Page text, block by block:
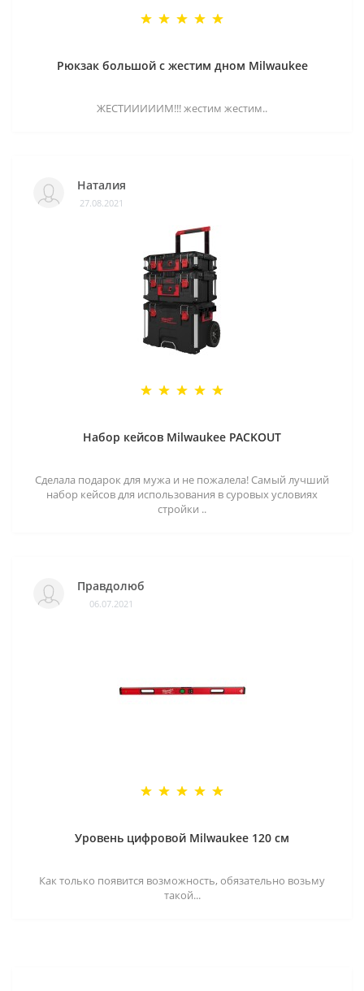
Рюкзак большой с жестим дном Milwaukee
ЖЕСТИИИИИМ!!! жестим жестим..
Наталия
27.08.2021
Набор кейсов Milwaukee PACKOUT
Сделала подарок для мужа и не пожалела! Самый лучший
набор кейсов для использования в суровых условиях
стройки ..
Правдолюб
06.07.2021
Уровень цифровой Milwaukee 120 см
Как только появится возможность, обязательно возьму
такой...